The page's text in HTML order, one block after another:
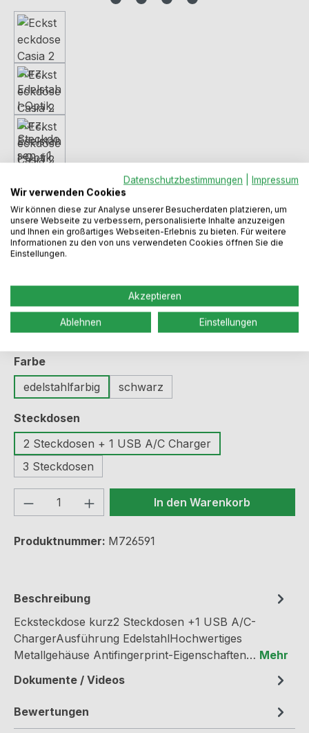
Regulärer Preis:
139,99 €
Preise inkl. MwSt. zzgl. Versandkosten
Sofort verfügbar, Lieferzeit: 2-5 Werktage
Farbeauswählen
edelstahlfarbig
schwarz
Steckdosen
2 Steckdosen + 1 USB A/C Charger
3 Steckdosen
Produkt Anzahl: Gib denIn den Warenkorb
Produktnummer: M726591
Beschreibung
Ecksteckdose kurz2 Steckdosen +1 USB A/C-
ChargerAusführung EdelstahlHochwertiges
Metallgehäuse Antifingerprint-Eigenschaften… Mehr
Dokumente / Videos
Bewertungen
Datenschutzbestimmungen
Impressum
Wir verwenden Cookies
Wir können diese zur Analyse unserer Besucherdaten platzieren, um
unsere Webseite zu verbessern, personalisierte Inhalte anzuzeigen
und Ihnen ein großartiges Webseiten-Erlebnis zu bieten. Für weitere
Informationen zu den von uns verwendeten Cookies öffnen Sie die
Einstellungen.
Akzeptieren
Ablehnen Einstellungen